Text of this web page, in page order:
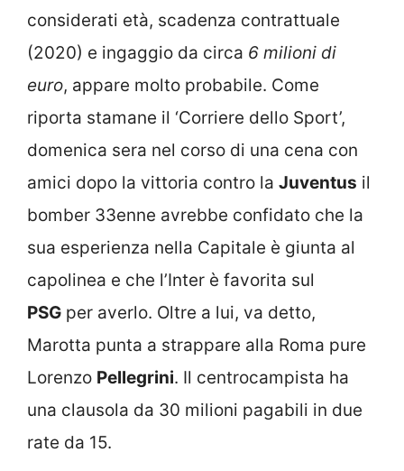
considerati età, scadenza contrattuale
(2020) e ingaggio da circa 6 milioni di
euro, appare molto probabile. Come
riporta stamane il ‘Corriere dello Sport’,
domenica sera nel corso di una cena con
amici dopo la vittoria contro la Juventus il
bomber 33enne avrebbe confidato che la
sua esperienza nella Capitale è giunta al
capolinea e che l’Inter è favorita sul
PSG per averlo. Oltre a lui, va detto,
Marotta punta a strappare alla Roma pure
Lorenzo Pellegrini. Il centrocampista ha
una clausola da 30 milioni pagabili in due
rate da 15.